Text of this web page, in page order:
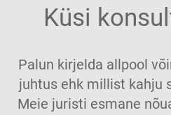
Küsi
Palun kirjelda allpool
juhtus ehk millist kahju
Meie juristi esmane